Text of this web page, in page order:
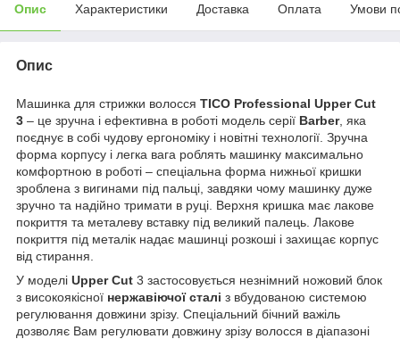
Опис Характеристики Доставка Оплата Умови
Опис
Машинка для стрижки волосся TICO Professional Upper Cut
3 – це зручна і ефективна в роботі модель серії Barber, яка
поєднує в собі чудову ергономіку і новітні технології. Зручна
форма корпусу і легка вага роблять машинку максимально
комфортною в роботі – спеціальна форма нижньої кришки
зроблена з вигинами під пальці, завдяки чому машинку дуже
зручно та надійно тримати в руці. Верхня кришка має лакове
покриття та металеву вставку під великий палець. Лакове
покриття під металік надає машинці розкоші і захищає корпус
від стирання.
У моделі Upper Cut 3 застосовується незнімний ножовий блок
з високоякісної нержавіючої сталі з вбудованою системою
регулювання довжини зрізу. Спеціальний бічний важіль
дозволяє Вам регулювати довжину зрізу волосся в діапазоні